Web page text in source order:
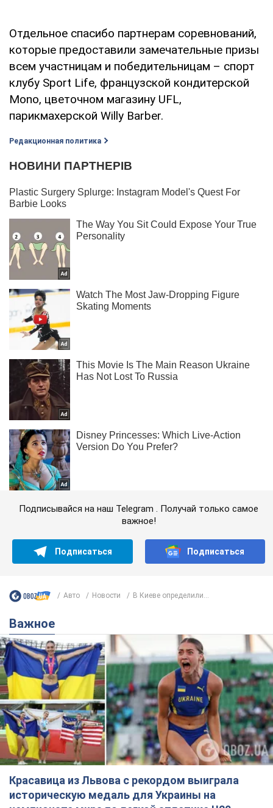
Отдельное спасибо партнерам соревнований,
которые предоставили замечательные призы
всем участницам и победительницам – спорт
клубу Sport Life, французской кондитерской
Mono, цветочном магазину UFL,
парикмахерской Willy Barber.
Редакционная политика
Подписывайся на наш Telegram . Получай только самое
важное!
Подписаться Подписаться
Авто Новости В Киеве определили...
Важное
Красавица из Львова с рекордом выиграла
историческую медаль для Украины на